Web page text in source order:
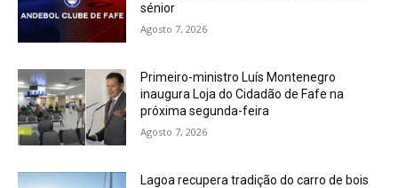
sénior
Agosto 7, 2026
Primeiro-ministro Luís Montenegro
inaugura Loja do Cidadão de Fafe na
próxima segunda-feira
Agosto 7, 2026
Lagoa recupera tradição do carro de bois